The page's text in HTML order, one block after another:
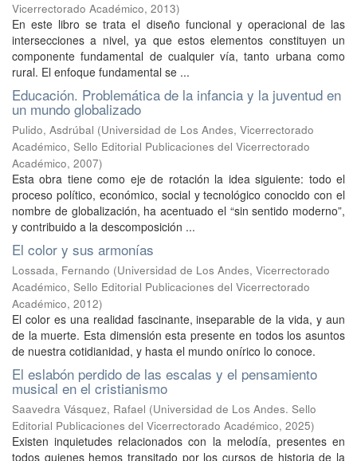
Vicerrectorado Académico, 2013)
En este libro se trata el diseño funcional y operacional de las
intersecciones a nivel, ya que estos elementos constituyen un
componente fundamental de cualquier vía, tanto urbana como
rural. El enfoque fundamental se ...
Educación. Problemática de la infancia y la juventud en
un mundo globalizado
Pulido, Asdrúbal (Universidad de Los Andes, Vicerrectorado
Académico, Sello Editorial Publicaciones del Vicerrectorado
Académico, 2007)
Esta obra tiene como eje de rotación la idea siguiente: todo el
proceso político, económico, social y tecnológico conocido con el
nombre de globalización, ha acentuado el “sin sentido moderno”,
y contribuido a la descomposición ...
El color y sus armonías
Lossada, Fernando (Universidad de Los Andes, Vicerrectorado
Académico, Sello Editorial Publicaciones del Vicerrectorado
Académico, 2012)
El color es una realidad fascinante, inseparable de la vida, y aun
de la muerte. Esta dimensión esta presente en todos los asuntos
de nuestra cotidianidad, y hasta el mundo onírico lo conoce.
El eslabón perdido de las escalas y el pensamiento
musical en el cristianismo
Saavedra Vásquez, Rafael (Universidad de Los Andes. Sello
Editorial Publicaciones del Vicerrectorado Académico, 2025)
Existen inquietudes relacionados con la melodía, presentes en
todos quienes hemos transitado por los cursos de historia de la